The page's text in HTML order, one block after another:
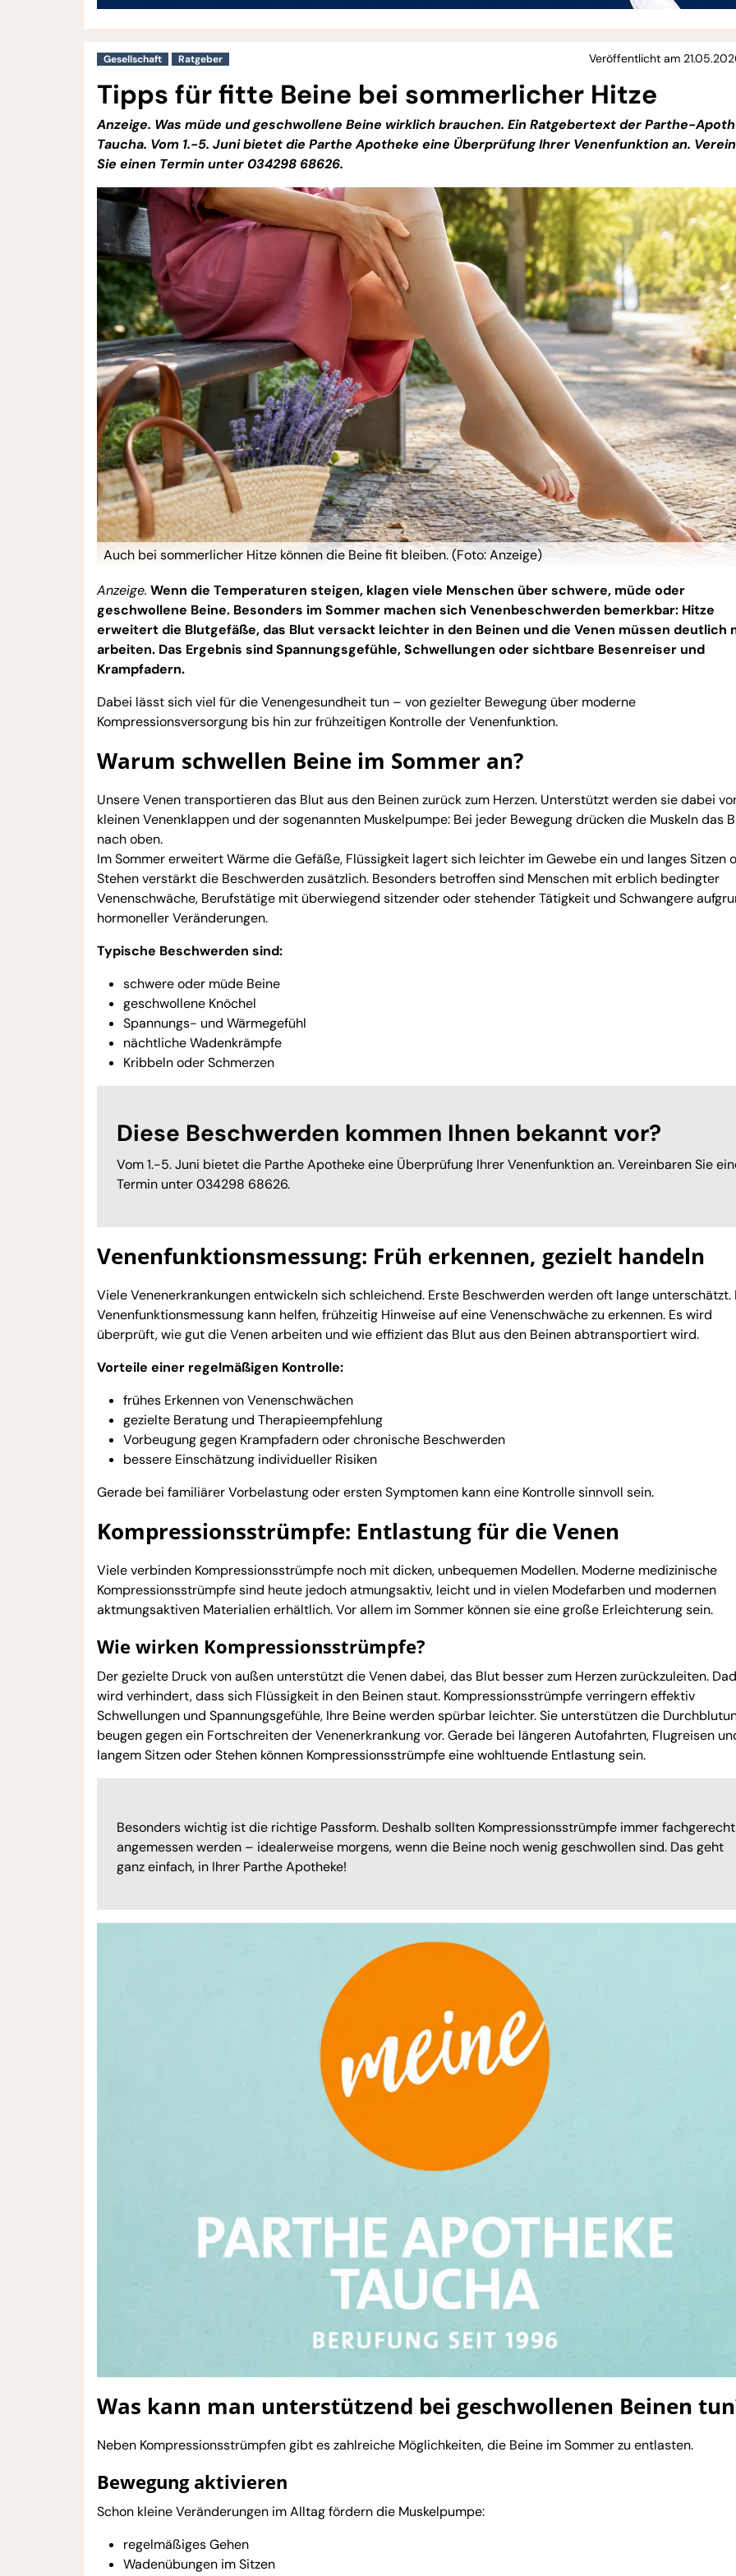
Gesellschaft Ratgeber Veröffentlicht am
Tipps für fitte Beine bei sommerlicher Hitze
Anzeige. Was müde und geschwollene Beine wirklich brauchen. Ein Ratgebertext der Parthe-
Taucha. Vom 1.-5. Juni bietet die Parthe Apotheke eine Überprüfung Ihrer Venenfunktion an.
Sie einen Termin unter 034298 68626.
Auch bei sommerlicher Hitze können die Beine fit bleiben. (Foto: Anzeige)
Anzeige. Wenn die Temperaturen steigen, klagen viele Menschen über schwere, müde oder
geschwollene Beine. Besonders im Sommer machen sich Venenbeschwerden bemerkbar: Hitze
erweitert die Blutgefäße, das Blut versackt leichter in den Beinen und die Venen müssen deutlich
arbeiten. Das Ergebnis sind Spannungsgefühle, Schwellungen oder sichtbare Besenreiser und
Krampfadern.
Dabei lässt sich viel für die Venengesundheit tun – von gezielter Bewegung über moderne
Kompressionsversorgung bis hin zur frühzeitigen Kontrolle der Venenfunktion.
Warum schwellen Beine im Sommer an?
Unsere Venen transportieren das Blut aus den Beinen zurück zum Herzen. Unterstützt werden sie dabei
kleinen Venenklappen und der sogenannten Muskelpumpe: Bei jeder Bewegung drücken die Muskeln das
nach oben.
Im Sommer erweitert Wärme die Gefäße, Flüssigkeit lagert sich leichter im Gewebe ein und langes Sitzen
Stehen verstärkt die Beschwerden zusätzlich. Besonders betroffen sind Menschen mit erblich bedingter
Venenschwäche, Berufstätige mit überwiegend sitzender oder stehender Tätigkeit und Schwangere
hormoneller Veränderungen.
Typische Beschwerden sind:
schwere oder müde Beine
geschwollene Knöchel
Spannungs- und Wärmegefühl
nächtliche Wadenkrämpfe
Kribbeln oder Schmerzen
Diese Beschwerden kommen Ihnen bekannt vor?
Vom 1.-5. Juni bietet die Parthe Apotheke eine Überprüfung Ihrer Venenfunktion an. Vereinbaren Sie
Termin unter 034298 68626.
Venenfunktionsmessung: Früh erkennen, gezielt handeln
Viele Venenerkrankungen entwickeln sich schleichend. Erste Beschwerden werden oft lange unterschätzt.
Venenfunktionsmessung kann helfen, frühzeitig Hinweise auf eine Venenschwäche zu erkennen. Es wird
überprüft, wie gut die Venen arbeiten und wie effizient das Blut aus den Beinen abtransportiert wird.
Vorteile einer regelmäßigen Kontrolle:
frühes Erkennen von Venenschwächen
gezielte Beratung und Therapieempfehlung
Vorbeugung gegen Krampfadern oder chronische Beschwerden
bessere Einschätzung individueller Risiken
Gerade bei familiärer Vorbelastung oder ersten Symptomen kann eine Kontrolle sinnvoll sein.
Kompressionsstrümpfe: Entlastung für die Venen
Viele verbinden Kompressionsstrümpfe noch mit dicken, unbequemen Modellen. Moderne medizinische
Kompressionsstrümpfe sind heute jedoch atmungsaktiv, leicht und in vielen Modefarben und modernen
aktmungsaktiven Materialien erhältlich. Vor allem im Sommer können sie eine große Erleichterung sein.
Wie wirken Kompressionsstrümpfe?
Der gezielte Druck von außen unterstützt die Venen dabei, das Blut besser zum Herzen zurückzuleiten.
wird verhindert, dass sich Flüssigkeit in den Beinen staut. Kompressionsstrümpfe verringern effektiv
Schwellungen und Spannungsgefühle, Ihre Beine werden spürbar leichter. Sie unterstützen die
beugen gegen ein Fortschreiten der Venenerkrankung vor. Gerade bei längeren Autofahrten, Flugreisen
langem Sitzen oder Stehen können Kompressionsstrümpfe eine wohltuende Entlastung sein.
Besonders wichtig ist die richtige Passform. Deshalb sollten Kompressionsstrümpfe immer fachgerecht
angemessen werden – idealerweise morgens, wenn die Beine noch wenig geschwollen sind. Das geht
ganz einfach, in Ihrer Parthe Apotheke!
Was kann man unterstützend bei geschwollenen Beinen
Neben Kompressionsstrümpfen gibt es zahlreiche Möglichkeiten, die Beine im Sommer zu entlasten.
Bewegung aktivieren
Schon kleine Veränderungen im Alltag fördern die Muskelpumpe:
regelmäßiges Gehen
Wadenübungen im Sitzen